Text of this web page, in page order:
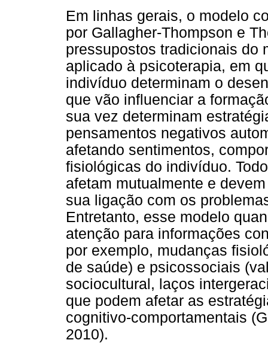
Em linhas gerais, o modelo
por Gallagher-Thompson e
pressupostos tradicionais do
aplicado à psicoterapia, em
indivíduo determinam o
que vão influenciar a
sua vez determinam
pensamentos negativos
afetando sentimentos,
fisiológicas do indivíduo.
afetam mutualmente e
sua ligação com os
Entretanto, esse modelo
atenção para informações
por exemplo, mudanças
de saúde) e psicossociais
sociocultural, laços
que podem afetar as
cognitivo-comportamentais
2010).